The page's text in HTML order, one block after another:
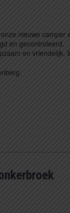
nieuwe
en gecontroleerd.
en